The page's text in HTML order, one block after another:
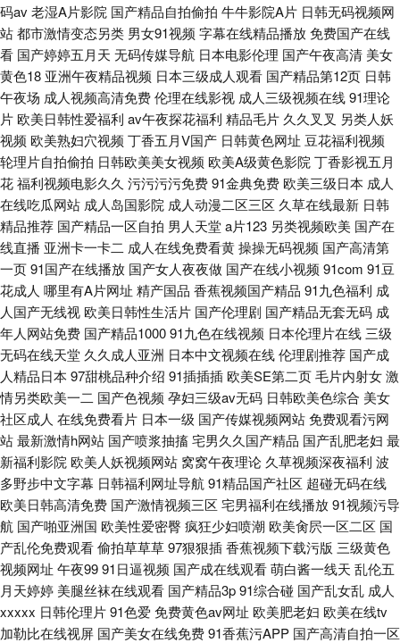
欧美一级视频在线观看
码av老湿A片影院 国产精品自拍偷拍 牛牛影院A片 日韩无码视频网
站都市激情变态另类 男女91视频 字幕在线精品播放免费国产在线
看 国产婷婷五月天 无码传媒导航 日本电影伦理 国产午夜高清 美女
黄色18 亚洲午夜精品视频 日本三级成人观看 国产精品第12页 日韩
午夜场 成人视频高清免费伦理在线影视 成人三级视频在线91理论
片 欧美日韩性爱福利 av午夜探花福利 精品毛片 久久叉叉 另类人妖
视频 欧美熟妇穴视频 丁香五月V国产 日韩黄色网址 豆花福利视频
轮理片自拍偷拍 日韩欧美美女视频 欧美A级黄色影院 丁香影视五月
花福利视频电影久久 污污污污免费91金典免费 欧美三级日本 成人
在线吃瓜网站 成人岛国影院 成人动漫二区三区 久草在线最新 日韩
精品推荐 国产精品一区自拍 男人天堂a片123 另类视频欧美 国产在
线直播 亚洲卡一卡二 成人在线免费看黄操操无码视频 国产高清第
一页91国产在线播放 国产女人夜夜做 国产在线小视频 91com 91豆
花成人 哪里有A片网址 精产国品 香蕉视频国产精品 91九色福利 成
人国产无线视 欧美日韩性生活片 国产伦理剧 国产精品无套无码 成
年人网站免费 国产精品100091九色在线视频 日本伦理片在线 三级
无码在线天堂 久久成人亚洲 日本中文视频在线伦理剧推荐 国产成
人精品日本 97甜桃品种介绍 91插插插 欧美SE第二页毛片内射女激
情另类欧美一二 国产色视频 孕妇三级av无码 日韩欧美色综合 美女
社区成人 在线免费看片 日本一级 国产传媒视频网站免费观看污网
站最新激情h网站 国产喷浆抽搐宅男久久国产精品 国产乱肥老妇 最
新福利影院 欧美人妖视频网站 窝窝午夜理论 久草视频深夜福利 波
多野步中文字幕 日韩福利网址导航 91精品国产社区 超碰无码在线
欧美日韩高清免费 国产激情视频三区 宅男福利在线播放91视频污导
航 国产啪亚洲国 欧美性爱密臀疯狂少妇喷潮 欧美肏屄一区二区 国
产乱伦免费观看偷拍草草草97狠狠插香蕉视频下载污版 三级黄色
视频网址 午夜9991日逼视频 国产成在线观看萌白酱一线天 乱伦五
月天婷婷 美腿丝袜在线观看 国产精品3p91综合碰 国产乱女乱 成人
xxxxx 日韩伦理片91色爱免费黄色av网址 欧美肥老妇 欧美在线tv
加勒比在线视屏 国产美女在线免费91香蕉污APP 国产高清自拍一区